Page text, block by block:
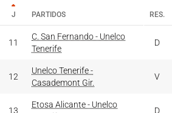
J PARTIDOS RES.
PARTIDOS
11
C. San Fernando - Unelco
Tenerife
D
12
Unelco Tenerife -
Casademont Gir.
V
13
Etosa Alicante - Unelco
D